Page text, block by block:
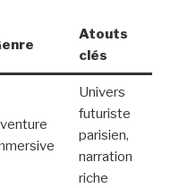
Atouts
clés
Univers
futuriste
parisien,
narration
riche